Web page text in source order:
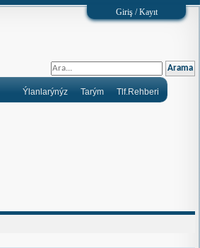
Giriş / Kayıt
Tlf.Rehberi
Tarým
Ýlanlarýnýz